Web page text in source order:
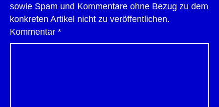
sowie Spam und Kommentare ohne Bezug zu dem
konkreten Artikel nicht zu veröffentlichen.
Kommentar *